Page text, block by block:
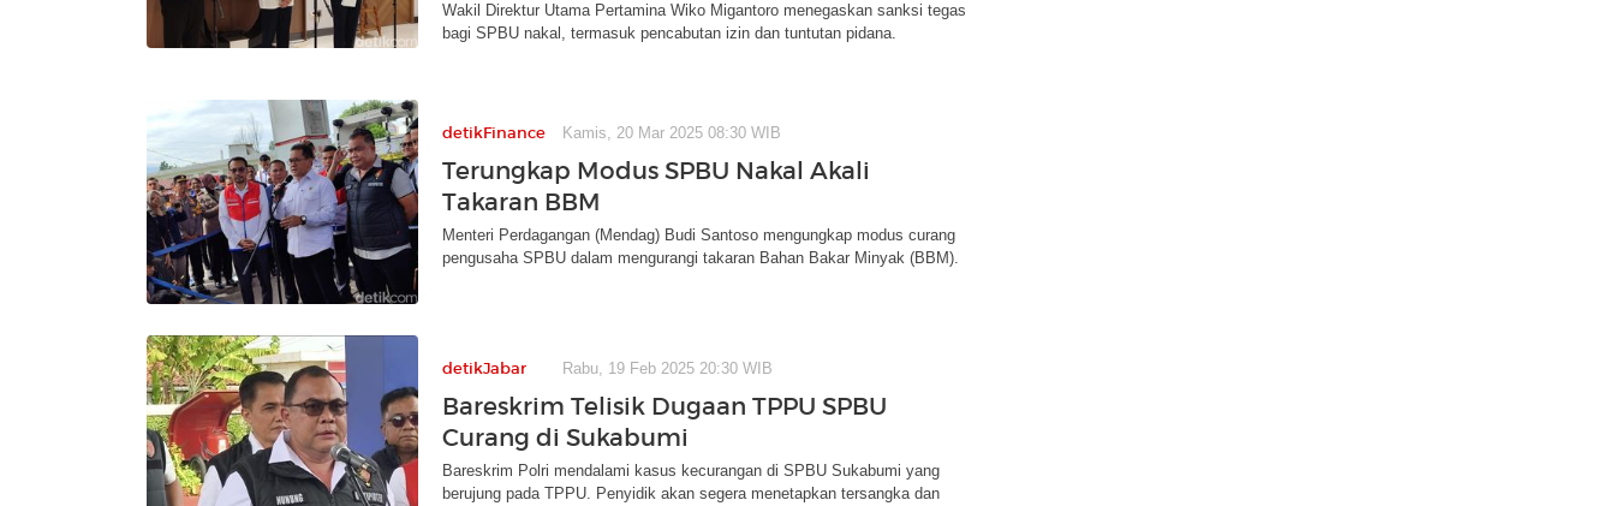
Wakil Direktur Utama Pertamina Wiko Migantoro menegaskan sanksi tegas
bagi SPBU nakal, termasuk pencabutan izin dan tuntutan pidana.
detikFinance Kamis, 20 Mar 2025 08:30 WIB
Terungkap Modus SPBU Nakal Akali
Takaran BBM
Menteri Perdagangan (Mendag) Budi Santoso mengungkap modus curang
pengusaha SPBU dalam mengurangi takaran Bahan Bakar Minyak (BBM).
detikJabar Rabu, 19 Feb 2025 20:30 WIB
Bareskrim Telisik Dugaan TPPU SPBU
Curang di Sukabumi
Bareskrim Polri mendalami kasus kecurangan di SPBU Sukabumi yang
berujung pada TPPU. Penyidik akan segera menetapkan tersangka dan